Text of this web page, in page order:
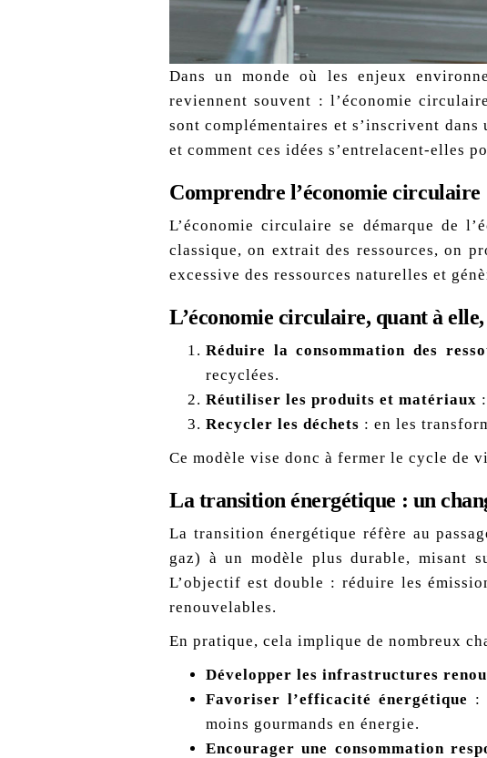
Dans un monde où les enjeux
reviennent souvent : l’économie
sont complémentaires et s’inscrivent
et comment ces idées s’entrelacent-elles
Comprendre l’économie circulaire
L’économie circulaire se démarque de
classique, on extrait des ressources, on
excessive des ressources naturelles et
L’économie circulaire, quant à
Réduire la consommation des
recyclées.
Réutiliser les produits et matériaux
Recycler les déchets : en les
Ce modèle vise donc à fermer le cycle de
La transition énergétique : un
La transition énergétique réfère au
gaz) à un modèle plus durable, misant
L’objectif est double : réduire les
renouvelables.
En pratique, cela implique de nombreux
Développer les infrastructures
Favoriser l’efficacité énergétique :
moins gourmands en énergie.
Encourager une consommation